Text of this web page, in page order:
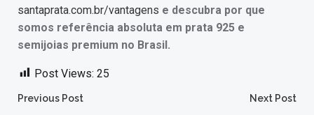
santaprata.com.br/vantagens e descubra por que
somos referência absoluta em prata 925 e
semijoias premium no Brasil.
Post Views: 25
Post
Previous Post Next Post